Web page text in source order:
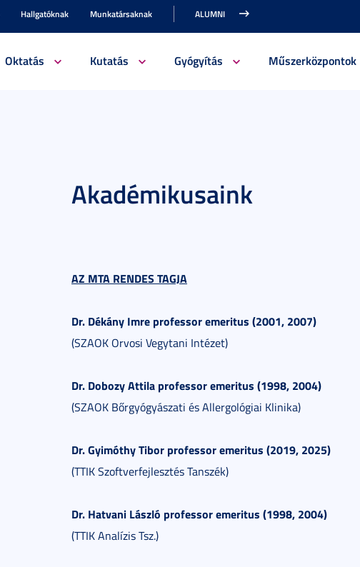
Hallgatóknak Munkatársaknak ALUMNI
Oktatás Kutatás Gyógyítás Műszerközpontok
Akadémikusaink
AZ MTA RENDES TAGJA
Dr. Dékány Imre professor emeritus (2001, 2007)
(SZAOK Orvosi Vegytani Intézet)
Dr. Dobozy Attila professor emeritus (1998, 2004)
(SZAOK Bőrgyógyászati és Allergológiai Klinika)
Dr. Gyimóthy Tibor professor emeritus (2019, 2025)
(TTIK Szoftverfejlesztés Tanszék)
Dr. Hatvani László professor emeritus (1998, 2004)
(TTIK Analízis Tsz.)